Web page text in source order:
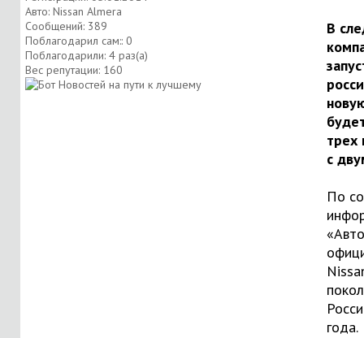
Авто: Nissan Almera
Сообщений: 389
Поблагодарил сам:: 0
Поблагодарили: 4 раз(а)
Вес репутации: 160
В
трех
с
По
года.